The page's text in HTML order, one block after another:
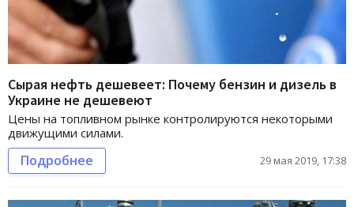
Сырая нефть дешевеет: Почему бензин и дизель в
Украине не дешевеют
Цены на топливном рынке контролируются некоторыми
движущими силами.
Подробнее 29 мая 2019, 17:38